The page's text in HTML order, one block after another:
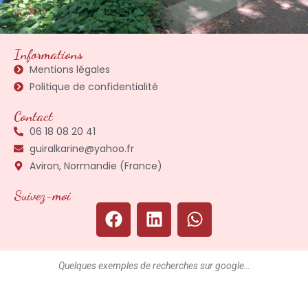
Informations
Mentions légales
Politique de confidentialité
Contact
06 18 08 20 41
guiralkarine@yahoo.fr
Aviron, Normandie (France)
Suivez-moi
Quelques exemples de recherches sur google…